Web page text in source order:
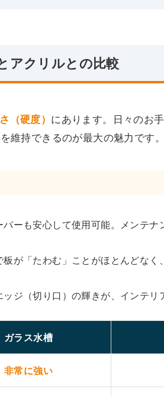
アクリルとの比較
（硬度） にあります。日々のお
維持できるのが最大の魅力です。
パーも安心して使用可能。メンテ
が「たわむ」ことがほとんどなく
ジ（切り口）の輝きが、インテリ
ガラス水槽
非常に強い